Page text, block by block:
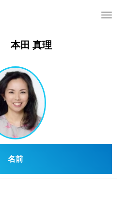
T
i
本田 真理
名前